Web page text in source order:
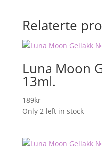
Relaterte
Luna Moon
13ml.
189kr
Only 2 left in stock